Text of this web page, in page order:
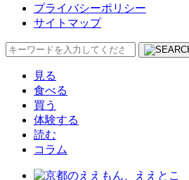
プライバシーポリシー
サイトマップ
検
見る
食べる
買う
体験する
読む
コラム